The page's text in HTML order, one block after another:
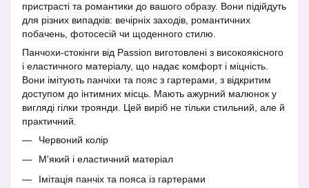
пристрасті та романтики до вашого образу. Вони підійдуть
для різних випадків: вечірніх заходів, романтичних
побачень, фотосесій чи щоденного стилю.
Панчохи-стокінги від Passion виготовлені з високоякісного
і еластичного матеріалу, що надає комфорт і міцність.
Вони імітують панчіхи та пояс з гартерами, з відкритим
доступом до інтимних місць. Мають ажурний малюнок у
вигляді гілки троянди. Цей виріб не тільки стильний, але й
практичний.
Червоний колір
М'який і еластичний матеріал
Імітація панчіх та пояса із гартерами